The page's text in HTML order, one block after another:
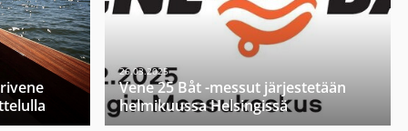
26.03.2025
Vene 25 Båt -messut järjestetään
helmikuussa Helsingissä